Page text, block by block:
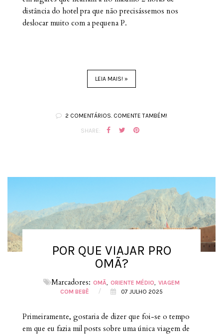
distância do hotel pra que não precisássemos nos
deslocar muito com a pequena P.
LEIA MAIS! »
2 COMENTÁRIOS. COMENTE TAMBÉM!
SHARE:
POR QUE VIAJAR PRO
OMÃ?
Marcadores: OMÃ ORIENTE MÉDIO
VIAGEM
COM BEBÊ
/ 07 JULHO 2025
Primeiramente, gostaria de dizer que foi-se o tempo
em que eu fazia mil posts sobre uma única viagem de